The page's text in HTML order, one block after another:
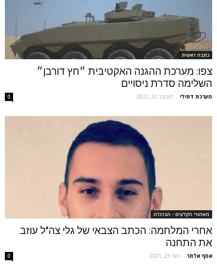
כתבה ראשית
צפו: מערכת ההגנה האקטיבית ״חץ דורבן״
השלימה סדרת ניסויים
מערכת דתילי - דצמבר 12, 2022 0
מאחורי הקלעים - הברנז'ה
אחרי המלחמה: הכתב הצבאי של גלי צה"ל עוזב
את התחנה
אסף אלתר - מאי 23, 2021 0